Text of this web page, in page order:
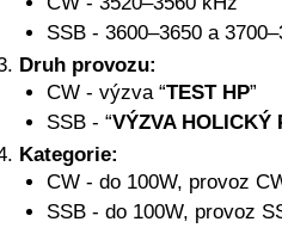
SSB - 3600–3650 a
Druh provozu:
CW - výzva “TEST HP”
SSB - “VÝZVA HOLICKÝ
Kategorie:
CW - do 100W, provoz
SSB - do 100W, provoz